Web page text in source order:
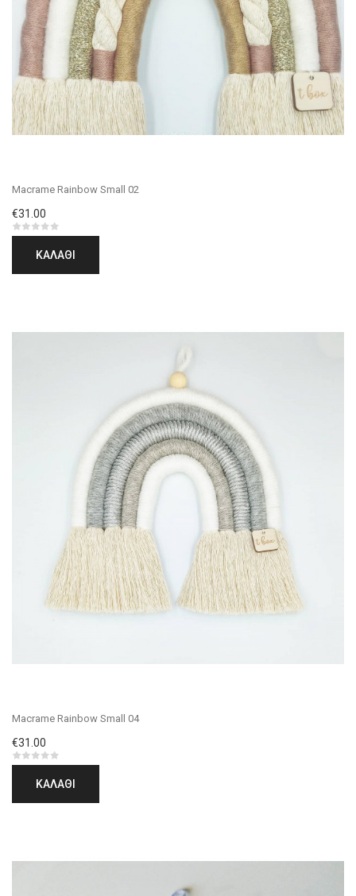
Macrame Rainbow Small 02
€31.00
ΚΑΛΆΘΙ
Macrame Rainbow Small 04
€31.00
ΚΑΛΆΘΙ